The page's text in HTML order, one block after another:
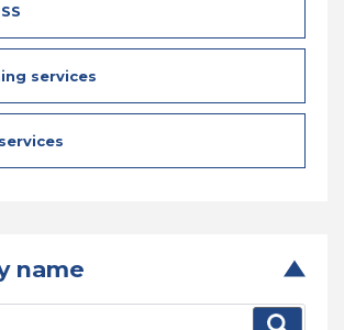
services
name